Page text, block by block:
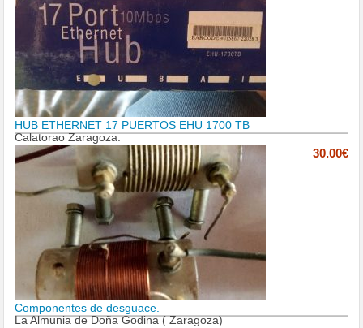
HUB ETHERNET 17 PUERTOS EHU 1700 TB
Calatorao Zaragoza.
30.00€
Componentes de desguace.
La Almunia de Doña Godina ( Zaragoza)